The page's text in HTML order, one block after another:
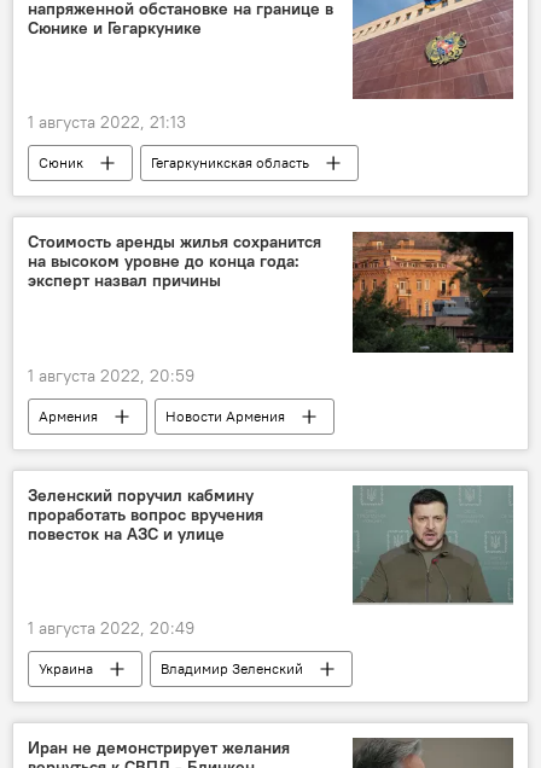
напряженной обстановке на границе в
Сюнике и Гегаркунике
1 августа 2022, 21:13
Сюник
Гегаркуникская область
Армения
Новости Армения
напряженность
граница слухи
Стоимость аренды жилья сохранится
на высоком уровне до конца года:
эксперт назвал причины
1 августа 2022, 20:59
Армения
Новости Армения
недвижимость
жилье Общество
Зеленский поручил кабмину
проработать вопрос вручения
повесток на АЗС и улице
1 августа 2022, 20:49
Украина
Владимир Зеленский
петиция
повестка
Иран не демонстрирует желания